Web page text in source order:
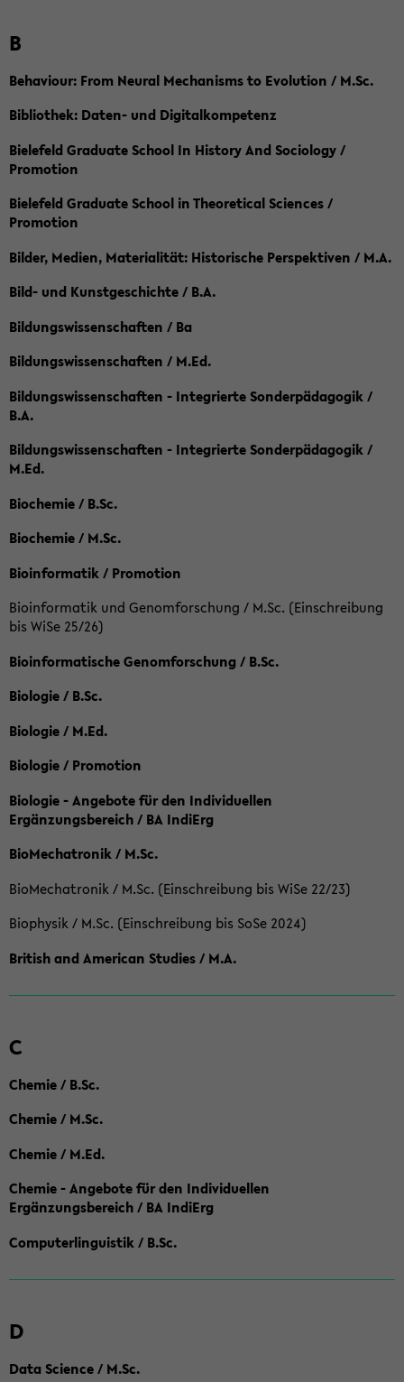
B
Behaviour: From Neural Mechanisms to Evolution / M.Sc.
Bibliothek: Daten- und Digitalkompetenz
Bielefeld Graduate School In History And Sociology /
Promotion
Bielefeld Graduate School in Theoretical Sciences /
Promotion
Bilder, Medien, Materialität: Historische Perspektiven / M.A.
Bild- und Kunstgeschichte / B.A.
Bildungswissenschaften / Ba
Bildungswissenschaften / M.Ed.
Bildungswissenschaften - Integrierte Sonderpädagogik /
B.A.
Bildungswissenschaften - Integrierte Sonderpädagogik /
M.Ed.
Biochemie / B.Sc.
Biochemie / M.Sc.
Bioinformatik / Promotion
Bioinformatik und Genomforschung / M.Sc. (Einschreibung
bis WiSe 25/26)
Bioinformatische Genomforschung / B.Sc.
Biologie / B.Sc.
Biologie / M.Ed.
Biologie / Promotion
Biologie - Angebote für den Individuellen
Ergänzungsbereich / BA IndiErg
BioMechatronik / M.Sc.
BioMechatronik / M.Sc. (Einschreibung bis WiSe 22/23)
Biophysik / M.Sc. (Einschreibung bis SoSe 2024)
British and American Studies / M.A.
C
Chemie / B.Sc.
Chemie / M.Sc.
Chemie / M.Ed.
Chemie - Angebote für den Individuellen
Ergänzungsbereich / BA IndiErg
Computerlinguistik / B.Sc.
D
Data Science / M.Sc.